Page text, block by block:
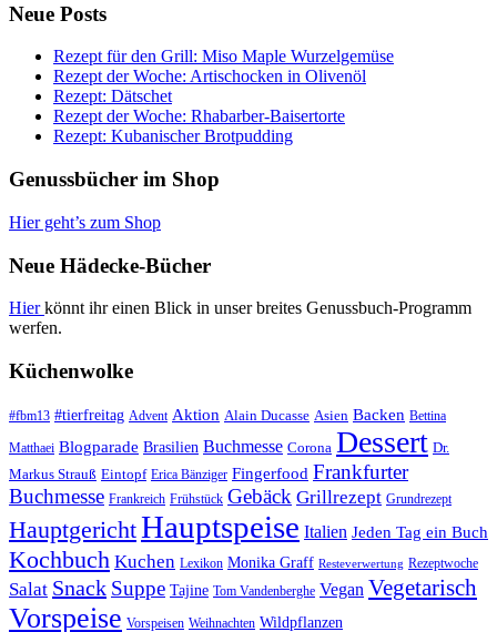
Neue Posts
Rezept für den Grill: Miso Maple Wurzelgemüse
Rezept der Woche: Artischocken in Olivenöl
Rezept: Dätschet
Rezept der Woche: Rhabarber-Baisertorte
Rezept: Kubanischer Brotpudding
Genussbücher im Shop
Hier geht’s zum Shop
Neue Hädecke-Bücher
Hierkönnt ihr einen Blick in unser breites Genussbuch-Programm
werfen.
Küchenwolke
#fbm13 #tierfreitag Advent Aktion Alain Ducasse Asien Backen Bettina
Matthaei Blogparade Brasilien Buchmesse Corona Dessert Dr.
Markus Strauß Eintopf Erica Bänziger Fingerfood Frankfurter
Buchmesse Frankreich Frühstück Gebäck Grillrezept Grundrezept
HauptgerichtHauptspeise Italien Jeden Tag ein Buch
Kochbuch Kuchen Lexikon Monika Graff Resteverwertung Rezeptwoche
Salat Snack Suppe Tajine Tom Vandenberghe Vegan Vegetarisch
Vorspeise Vorspeisen Weihnachten Wildpflanzen